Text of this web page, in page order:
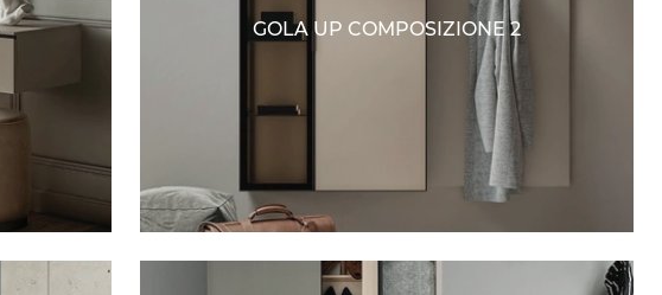
GOLA UP COMPOSIZIONE 2